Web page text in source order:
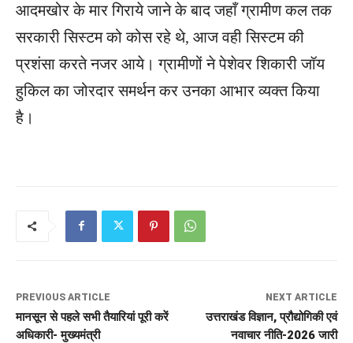
आदमखोर के मार गिराये जाने के बाद जहाँ ग्रामीण कल तक
सरकारी सिस्टम को कोस रहे थे, आज वही सिस्टम की
प्रशंसा करते नजर आये। ग्रामीणों ने पेशेवर शिकारी जॉय
हुकिल का जोरदार समर्थन कर उनका आभार व्यक्त किया
है।
PREVIOUS ARTICLE
मानसून से पहले सभी तैयारियां पूरी करें
अधिकारी- मुख्यमंत्री
NEXT ARTICLE
उत्तराखंड विज्ञान, प्रौद्योगिकी एवं
नवाचार नीति-2026 जारी